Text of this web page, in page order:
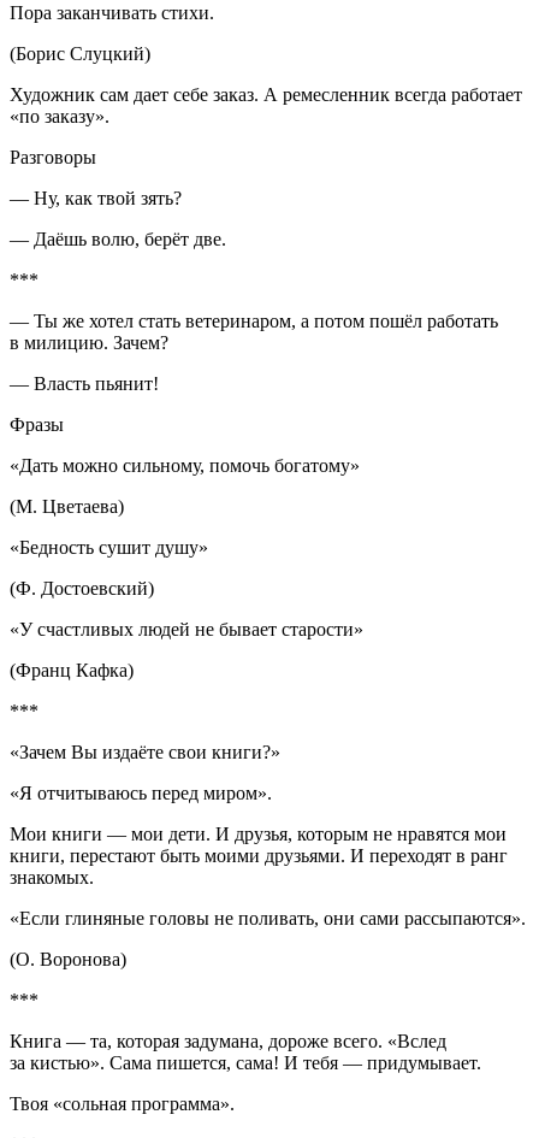
Пора заканчивать стихи.
(Борис Слуцкий)
Художник сам дает себе заказ. А ремесленник всегда работает
«по заказу».
Разговоры
— Ну, как твой зять?
— Даёшь волю, берёт две.
***
— Ты же хотел стать ветеринаром, а потом пошёл работать
в милицию. Зачем?
— Власть пьянит!
Фразы
«Дать можно сильному, помочь богатому»
(М. Цветаева)
«Бедность сушит душу»
(Ф. Достоевский)
«У счастливых людей не бывает старости»
(Франц Кафка)
***
«Зачем Вы издаёте свои книги?»
«Я отчитываюсь перед миром».
Мои книги — мои дети. И друзья, которым не нравятся мои
книги, перестают быть моими друзьями. И переходят в ранг
знакомых.
«Если глиняные головы не поливать, они сами рассыпаются».
(О. Воронова)
***
Книга — та, которая задумана, дороже всего. «Вслед
за кистью». Сама пишется, сама! И тебя — придумывает.
Твоя «сольная программа».